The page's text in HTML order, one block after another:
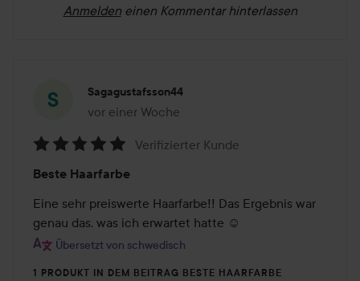
Anmelden einen Kommentar hinterlassen
Sagagustafsson44
vor einer Woche
Der Beitrag wurde vor einer Woche erstellt
5
von
5
Verifizierter Kunde
Beste Haarfarbe
Eine sehr preiswerte Haarfarbe!! Das Ergebnis war
genau das, was ich erwartet hatte ☺️
Übersetzt von schwedisch
1 PRODUKT IN DEM BEITRAG BESTE HAARFARBE